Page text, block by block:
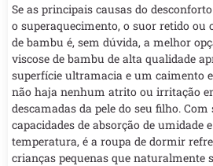
Se as principais causas do
o superaquecimento, o suor retido ou
de bambu é, sem dúvida, a melhor
viscose de bambu de alta qualidade
superfície ultramacia e um caimento
não haja nenhum atrito ou irritação
descamadas da pele do seu filho.
capacidades de absorção de umidade
temperatura, é a roupa de dormir
crianças pequenas que naturalmente